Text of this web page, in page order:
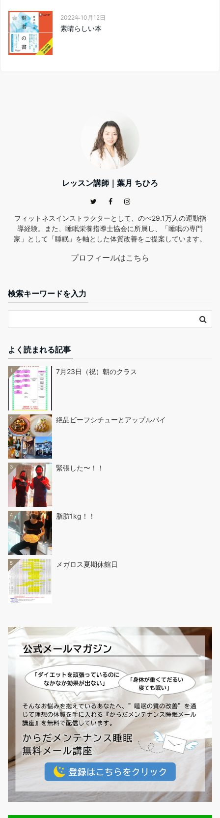
2022年10月12日
素晴らしい本
レッスン講師｜葉月 ちひろ
フィットネスインストラクターとして、のべ29.1万人の運動指
導経験。また、睡眠栄養指導士協会に所属し、「睡眠の専門
家」として「睡眠」を軸とした体質改善をご提案しています。
プロフィールはこちら
検索キーワードを入力
よく読まれる記事
1 7月23日（祝）朝のクラス
2 絶品ビーフシチューとアップルパイ
3 緊張した〜！！
4 脂肪1kg！！
5 メガロス夏期休館日